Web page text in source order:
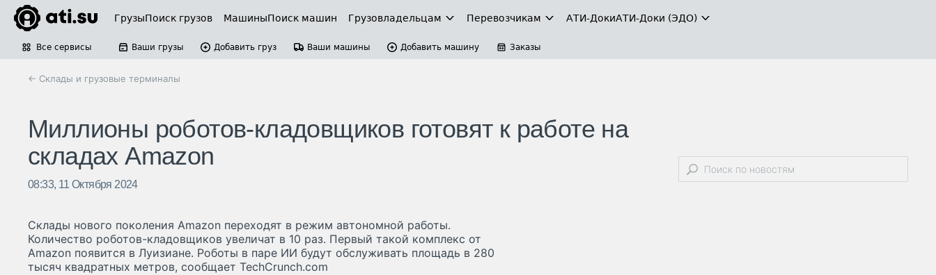
ГрузыПоиск грузов МашиныПоиск машин Грузовладельцам Перевозчикам АТИ-ДокиАТИ-Доки (ЭДО)
Все сервисы Ваши грузы Добавить груз Ваши машины Добавить машину Заказы
← Склады и грузовые терминалы
Миллионы роботов-кладовщиков готовят к работе на
складах Amazon
08:33, 11 Октября 2024
Склады нового поколения Amazon переходят в режим автономной работы.
Количество роботов-кладовщиков увеличат в 10 раз. Первый такой комплекс от
Amazon появится в Луизиане. Роботы в паре ИИ будут обслуживать площадь в 280
тысяч квадратных метров, сообщает TechCrunch.com